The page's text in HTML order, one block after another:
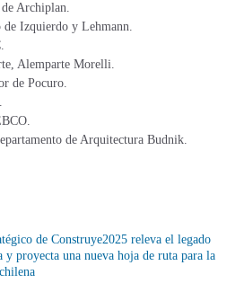
Archiplan.
Izquierdo y Lehmann.
Alemparte Morelli.
de Pocuro.
de Arquitectura Budnik.
de Construye2025 releva el legado
y proyecta una nueva hoja de ruta para la